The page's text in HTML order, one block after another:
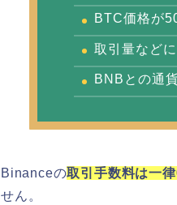
BTC価格が
取引量など
BNBとの通
Binanceの取引手数料は一
せん。